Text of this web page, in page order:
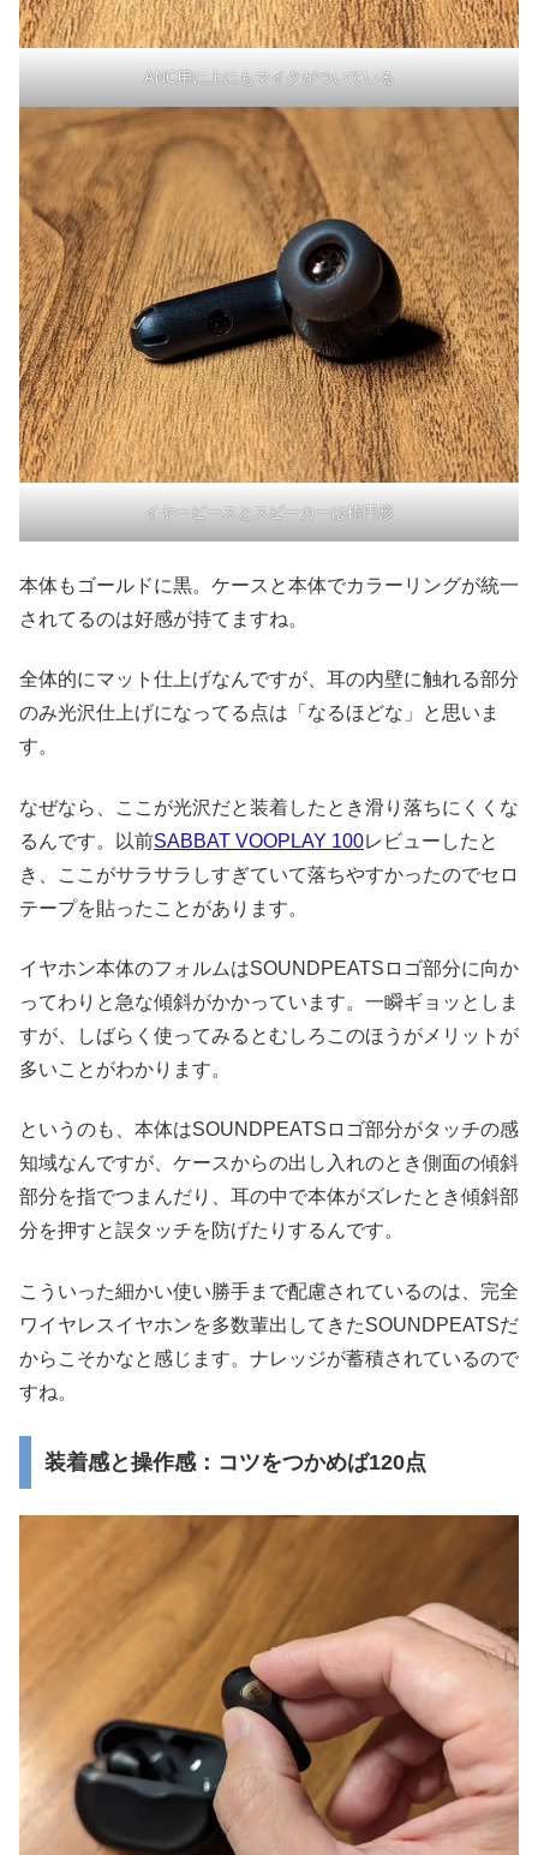
ANC用に上にもマイクがついている
イヤーピースとスピーカーは楕円形
本体もゴールドに黒。ケースと本体でカラーリングが統一
されてるのは好感が持てますね。
全体的にマット仕上げなんですが、耳の内壁に触れる部分
のみ光沢仕上げになってる点は「なるほどな」と思いま
す。
なぜなら、ここが光沢だと装着したとき滑り落ちにくくな
るんです。以前SABBAT VOOPLAY 100レビューしたと
き、ここがサラサラしすぎていて落ちやすかったのでセロ
テープを貼ったことがあります。
イヤホン本体のフォルムはSOUNDPEATSロゴ部分に向か
ってわりと急な傾斜がかかっています。一瞬ギョッとしま
すが、しばらく使ってみるとむしろこのほうがメリットが
多いことがわかります。
というのも、本体はSOUNDPEATSロゴ部分がタッチの感
知域なんですが、ケースからの出し入れのとき側面の傾斜
部分を指でつまんだり、耳の中で本体がズレたとき傾斜部
分を押すと誤タッチを防げたりするんです。
こういった細かい使い勝手まで配慮されているのは、完全
ワイヤレスイヤホンを多数輩出してきたSOUNDPEATSだ
からこそかなと感じます。ナレッジが蓄積されているので
すね。
装着感と操作感：コツをつかめば120点